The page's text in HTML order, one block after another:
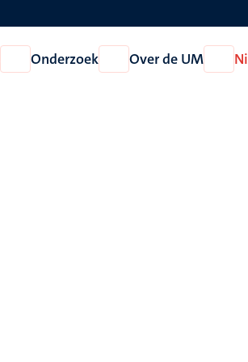
Open
Onderwijs
Onderzoek
Open
Onderzoek
Over de UM
Open
Over